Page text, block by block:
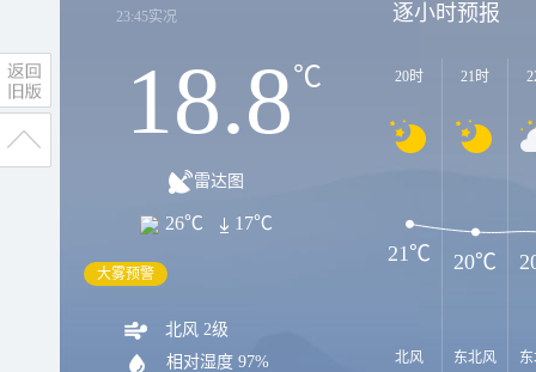
23:45实况
18.8℃
雷达图
26℃ 17℃
大雾预警
北风 2级
相对湿度 97%
逐小时预报
20时
北风
21时
东北风
21℃ 20℃